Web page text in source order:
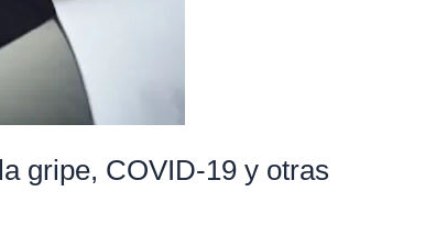
gripe, COVID-19 y otras